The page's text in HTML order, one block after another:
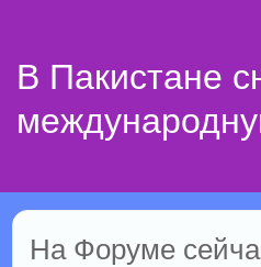
В Пакистане
На Форуме